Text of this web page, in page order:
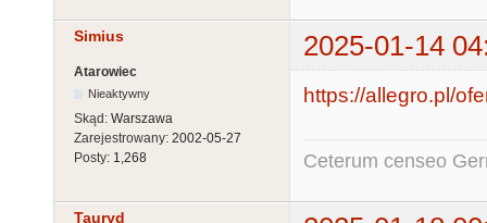
Simius 2025-01-14
Atarowiec
Nieaktywny
Skąd: Warszawa
Zarejestrowany: 2002-05-27
Posty: 1,268
https://allegro.pl/
Ceterum censeo
Tauryd